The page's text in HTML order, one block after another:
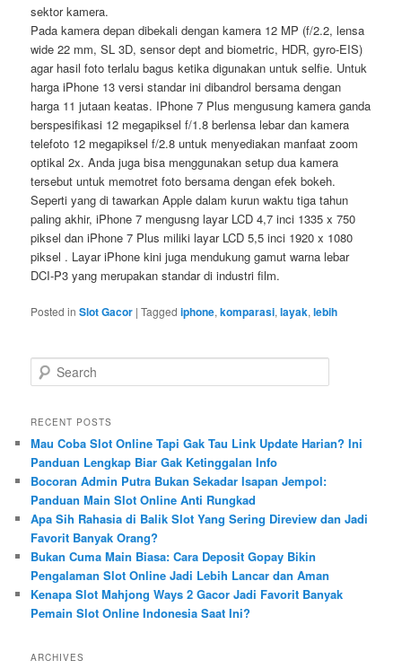
sektor kamera.
Pada kamera depan dibekali dengan kamera 12 MP (f/2.2, lensa
wide 22 mm, SL 3D, sensor dept and biometric, HDR, gyro-EIS)
agar hasil foto terlalu bagus ketika digunakan untuk selfie. Untuk
harga iPhone 13 versi standar ini dibandrol bersama dengan
harga 11 jutaan keatas. IPhone 7 Plus mengusung kamera ganda
berspesifikasi 12 megapiksel f/1.8 berlensa lebar dan kamera
telefoto 12 megapiksel f/2.8 untuk menyediakan manfaat zoom
optikal 2x. Anda juga bisa menggunakan setup dua kamera
tersebut untuk memotret foto bersama dengan efek bokeh.
Seperti yang di tawarkan Apple dalam kurun waktu tiga tahun
paling akhir, iPhone 7 mengusng layar LCD 4,7 inci 1335 x 750
piksel dan iPhone 7 Plus miliki layar LCD 5,5 inci 1920 x 1080
piksel . Layar iPhone kini juga mendukung gamut warna lebar
DCI-P3 yang merupakan standar di industri film.
Posted in Slot Gacor |Tagged iphone,komparasi,layak,lebih
e
r
h
RECENT POSTS
Mau Coba Slot Online Tapi Gak Tau Link Update Harian? Ini
Panduan Lengkap Biar Gak Ketinggalan Info
Bocoran Admin Putra Bukan Sekadar Isapan Jempol:
Panduan Main Slot Online Anti Rungkad
Apa Sih Rahasia di Balik Slot Yang Sering Direview dan Jadi
Favorit Banyak Orang?
Bukan Cuma Main Biasa: Cara Deposit Gopay Bikin
Pengalaman Slot Online Jadi Lebih Lancar dan Aman
Kenapa Slot Mahjong Ways 2 Gacor Jadi Favorit Banyak
Pemain Slot Online Indonesia Saat Ini?
ARCHIVES